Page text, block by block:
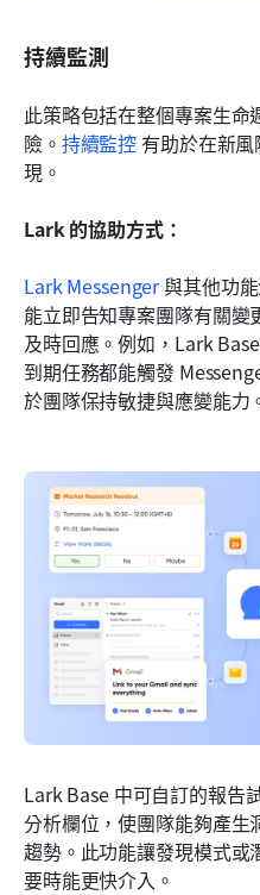
持續監測
此策略包括在整個專案生
險。 持續監控 有助於在新
現。
Lark 的協助方式：
Lark Messenger 與其他功
能立即告知專案團隊有關
及時回應。例如，Lark
到期任務都能觸發
於團隊保持敏捷與應變能力
Lark Base 中可自訂的報告
分析欄位，使團隊能夠產生
趨勢。此功能讓發現模式或
要時能更快介入。